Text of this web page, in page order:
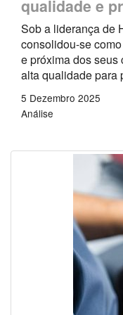
qualidade e
Sob a liderança de
consolidou-se
e próxima dos
alta qualidade para
5 Dezembro 2025
Análise